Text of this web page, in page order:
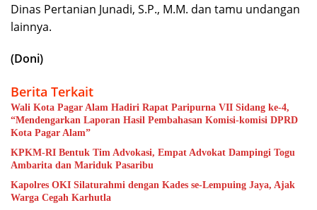
Dinas Pertanian Junadi, S.P., M.M. dan tamu undangan
lainnya.
(Doni)
Berita Terkait
Wali Kota Pagar Alam Hadiri Rapat Paripurna VII Sidang ke-4,
“Mendengarkan Laporan Hasil Pembahasan Komisi-komisi DPRD
Kota Pagar Alam”
KPKM-RI Bentuk Tim Advokasi, Empat Advokat Dampingi Togu
Ambarita dan Mariduk Pasaribu
Kapolres OKI Silaturahmi dengan Kades se-Lempuing Jaya, Ajak
Warga Cegah Karhutla